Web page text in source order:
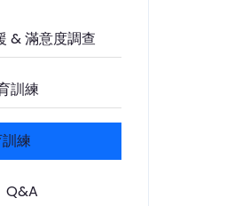
& 滿意度調查
訓練
練
Q&A